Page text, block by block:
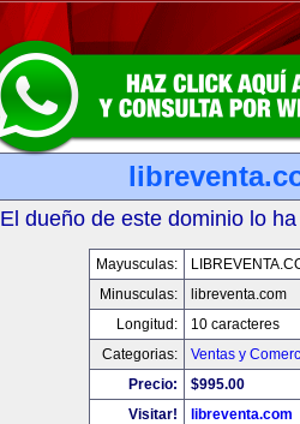
El dueño de este dominio lo
Mayusculas:
Minusculas:
libreventa.com
Longitud:
10 caracteres
Categorias:
Ventas y
Precio:
$995.00
Visitar!
libreventa.com